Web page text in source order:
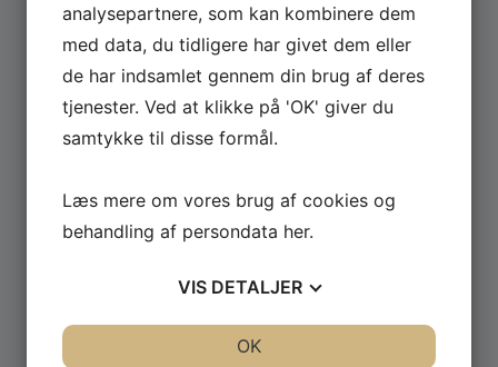
til professionelt brug.
GÅ TIL MASKINER ›
analysepartnere, som kan kombinere dem
med data, du tidligere har givet dem eller
de har indsamlet gennem din brug af deres
tjenester. Ved at klikke på 'OK' giver du
samtykke til disse formål.
Læs mere om vores brug af cookies og
behandling af persondata her.
VIS DETALJER
OK